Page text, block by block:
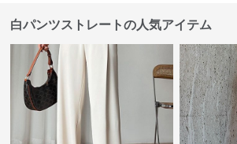
白パンツストレートの人気アイテム